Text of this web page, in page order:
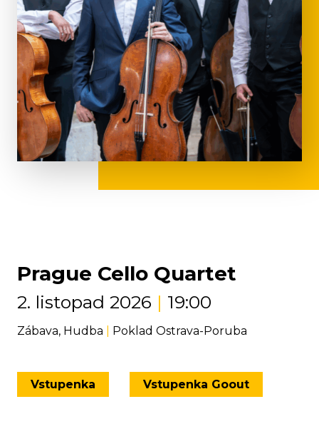
Prague Cello Quartet
2. listopad 2026 | 19:00
Zábava, Hudba Poklad Ostrava-Poruba
Vstupenka Vstupenka Goout